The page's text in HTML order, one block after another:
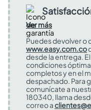
Ver más
Puedes devolver o
www.easy.com.co
desde la entrega.
condiciones
completos y en el
despachado. Para
comunícate a
180340, llama
correo a